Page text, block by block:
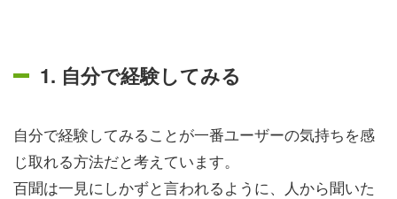
1. 自分で経験してみる
自分で経験してみることが一番ユーザーの気持ちを感
じ取れる方法だと考えています。
百聞は一見にしかずと言われるように、人から聞いた